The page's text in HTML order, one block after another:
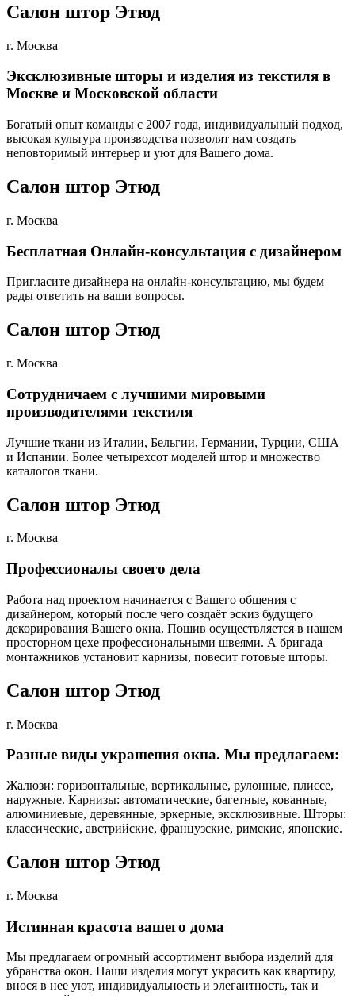
Салон штор Этюд
г. Москва
Эксклюзивные шторы и изделия из текстиля в
Москве и Московской области
Богатый опыт команды с 2007 года, индивидуальный подход,
высокая культура производства позволят нам создать
неповторимый интерьер и уют для Вашего дома.
Салон штор Этюд
г. Москва
Бесплатная Онлайн-консультация с дизайнером
Пригласите дизайнера на онлайн-консультацию, мы будем
рады ответить на ваши вопросы.
Салон штор Этюд
г. Москва
Сотрудничаем с лучшими мировыми
производителями текстиля
Лучшие ткани из Италии, Бельгии, Германии, Турции, США
и Испании. Более четырехсот моделей штор и множество
каталогов ткани.
Салон штор Этюд
г. Москва
Профессионалы своего дела
Работа над проектом начинается с Вашего общения с
дизайнером, который после чего создаёт эскиз будущего
декорирования Вашего окна. Пошив осуществляется в нашем
просторном цехе профессиональными швеями. А бригада
монтажников установит карнизы, повесит готовые шторы.
Салон штор Этюд
г. Москва
Разные виды украшения окна. Мы предлагаем:
Жалюзи: горизонтальные, вертикальные, рулонные, плиссе,
наружные. Карнизы: автоматические, багетные, кованные,
алюминиевые, деревянные, эркерные, эксклюзивные. Шторы:
классические, австрийские, французские, римские, японские.
Салон штор Этюд
г. Москва
Истинная красота вашего дома
Мы предлагаем огромный ассортимент выбора изделий для
убранства окон. Наши изделия могут украсить как квартиру,
внося в нее уют, индивидуальность и элегантность, так и